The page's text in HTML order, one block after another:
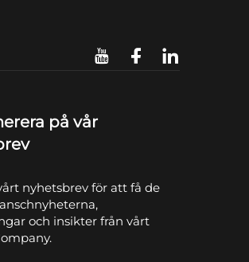
på vår
nyhetsbrev för att få de
och insikter från vårt